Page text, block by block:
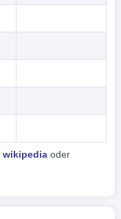
wikipediaoder